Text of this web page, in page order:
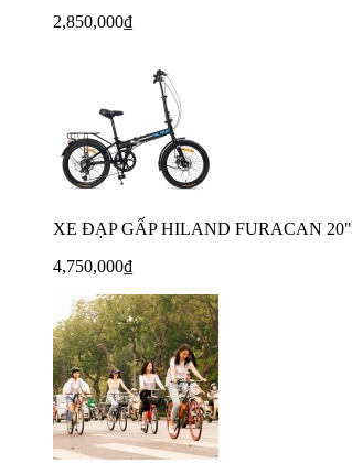
2,850,000₫
XE ĐẠP GẤP HILAND FURACAN 20"
4,750,000₫